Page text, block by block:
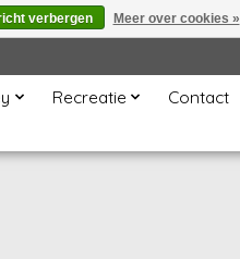
Recreatie Contact
verbergen Meer over cookies »